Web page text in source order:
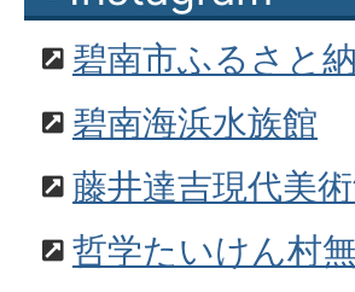
碧南市ふるさと
碧南海浜水族館
藤井達吉現代美
哲学たいけん村